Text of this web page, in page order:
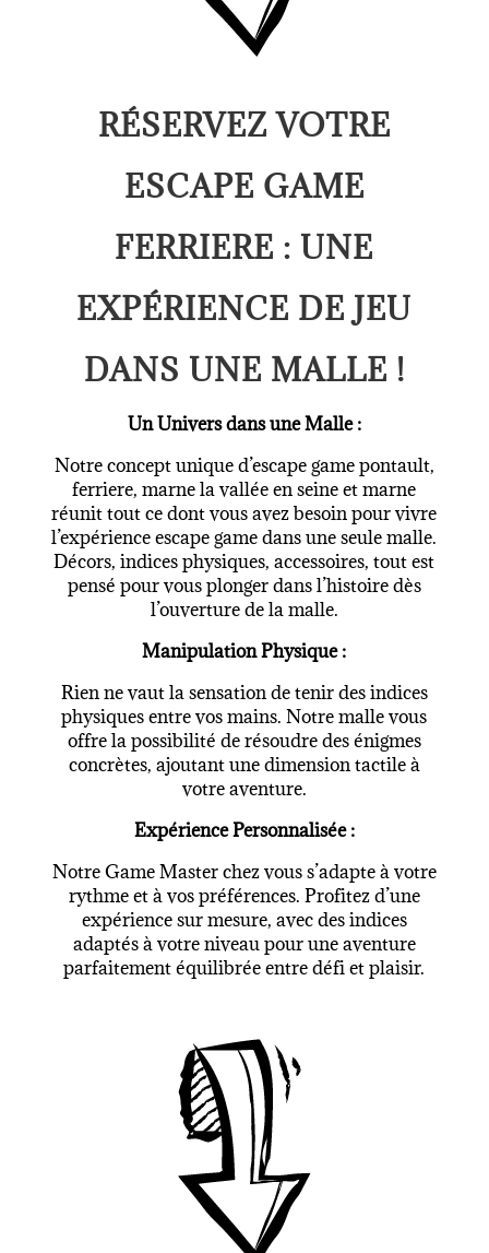
RÉSERVEZ VOTRE
ESCAPE GAME
FERRIERE : UNE
EXPÉRIENCE DE JEU
DANS UNE MALLE !
Un Univers dans une Malle :
Notre concept unique d’escape game pontault,
ferriere, marne la vallée en seine et marne
réunit tout ce dont vous avez besoin pour vivre
l’expérience escape game dans une seule malle.
Décors, indices physiques, accessoires, tout est
pensé pour vous plonger dans l’histoire dès
l’ouverture de la malle.
Manipulation Physique :
Rien ne vaut la sensation de tenir des indices
physiques entre vos mains. Notre malle vous
offre la possibilité de résoudre des énigmes
concrètes, ajoutant une dimension tactile à
votre aventure.
Expérience Personnalisée :
Notre Game Master chez vous s’adapte à votre
rythme et à vos préférences. Profitez d’une
expérience sur mesure, avec des indices
adaptés à votre niveau pour une aventure
parfaitement équilibrée entre défi et plaisir.